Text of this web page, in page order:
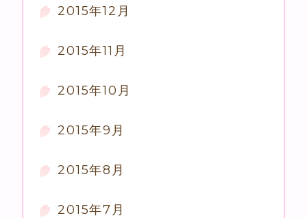
2015年12月
2015年11月
2015年10月
2015年9月
2015年8月
2015年7月